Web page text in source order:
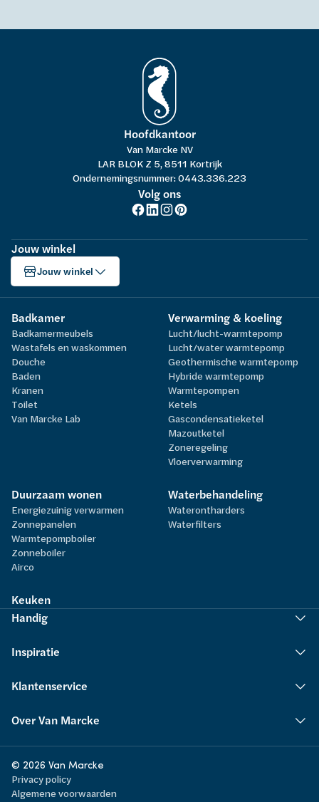
Hoofdkantoor
Van Marcke NV
LAR BLOK Z 5, 8511 Kortrijk
Ondernemingsnummer: 0443.336.223
Volg ons
Jouw winkel
Jouw winkel
Badkamer
Badkamermeubels
Wastafels en waskommen
Douche
Baden
Kranen
Toilet
Van Marcke Lab
Verwarming & koeling
Lucht/lucht-warmtepomp
Lucht/water warmtepomp
Geothermische warmtepomp
Hybride warmtepomp
Warmtepompen
Ketels
Gascondensatieketel
Mazoutketel
Zoneregeling
Vloerverwarming
Duurzaam wonen
Energiezuinig verwarmen
Zonnepanelen
Warmtepompboiler
Zonneboiler
Airco
Waterbehandeling
Waterontharders
Waterfilters
Keuken
Handig
Inspiratie
Klantenservice
Over Van Marcke
© 2026 Van Marcke
Privacy policy
Algemene voorwaarden